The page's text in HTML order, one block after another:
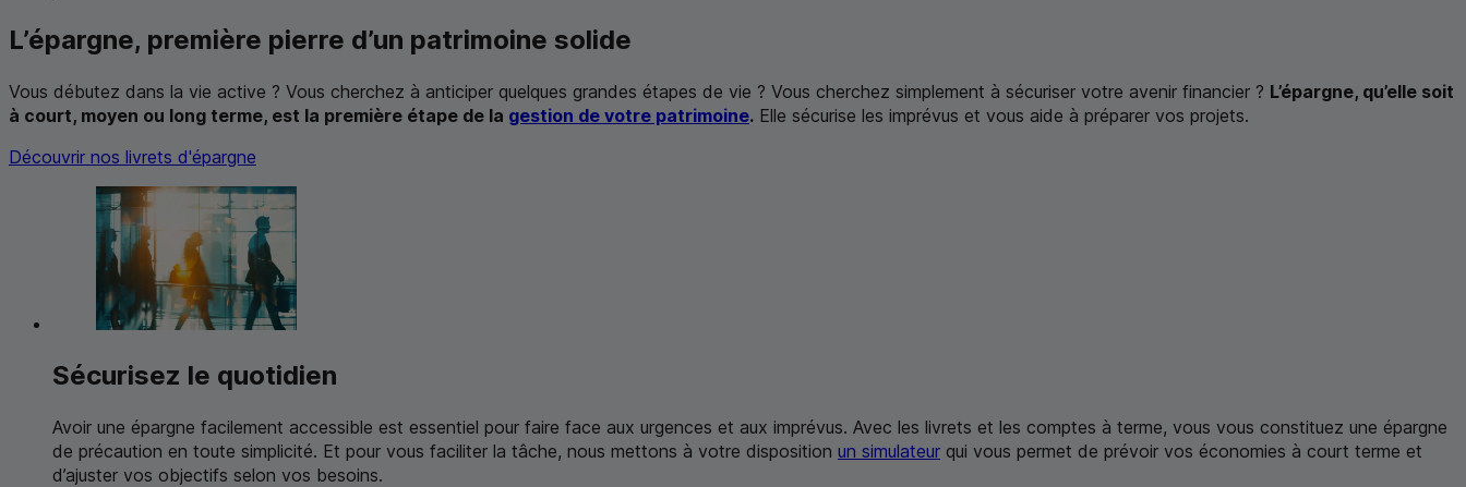
L’épargne, première pierre d’un patrimoine solide
Vous débutez dans la vie active ? Vous cherchez à anticiper quelques grandes étapes de vie ? Vous cherchez simplement à sécuriser votre avenir financier ? L’épargne, qu’elle soit
à court, moyen ou long terme, est la première étape de la gestion de votre patrimoine. Elle sécurise les imprévus et vous aide à préparer vos projets.
Découvrir nos livrets d'épargne
Sécurisez le quotidien
Avoir une épargne facilement accessible est essentiel pour faire face aux urgences et aux imprévus. Avec les livrets et les comptes à terme, vous vous constituez une épargne
de précaution en toute simplicité. Et pour vous faciliter la tâche, nous mettons à votre disposition un simulateur qui vous permet de prévoir vos économies à court terme et
d’ajuster vos objectifs selon vos besoins.